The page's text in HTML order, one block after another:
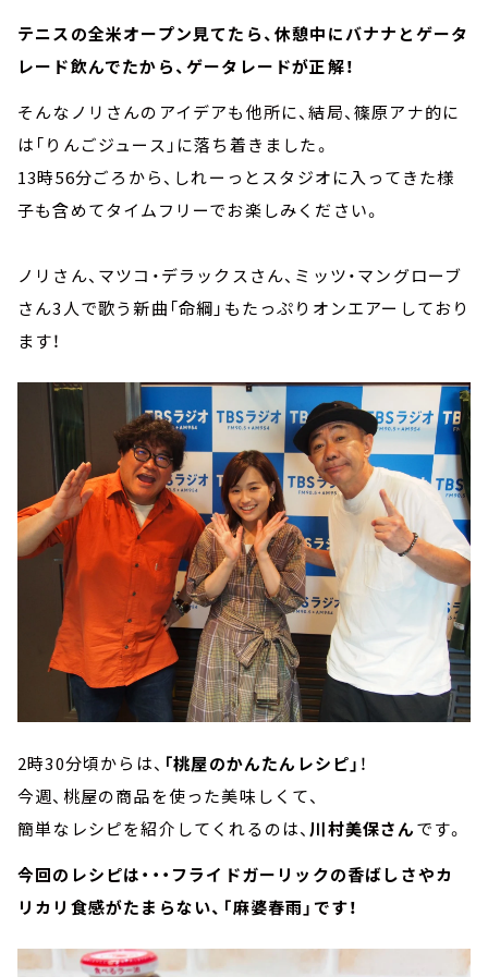
テニスの全米オープン見てたら、休憩中にバナナとゲータ
レード飲んでたから、ゲータレードが正解！
そんなノリさんのアイデアも他所に、結局、篠原アナ的に
は「りんごジュース」に落ち着きました。
13時56分ごろから、しれーっとスタジオに入ってきた様
子も含めてタイムフリーでお楽しみください。
ノリさん、マツコ・デラックスさん、ミッツ・マングローブ
さん3人で歌う新曲「命綱」もたっぷりオンエアーしており
ます！
2時30分頃からは、 「桃屋のかんたんレシピ」 ！
今週、桃屋の商品を使った美味しくて、
簡単なレシピを紹介してくれるのは、川村美保さんです。
今回のレシピは・・・フライドガーリックの香ばしさやカ
リカリ食感がたまらない、 「麻婆春雨」です！